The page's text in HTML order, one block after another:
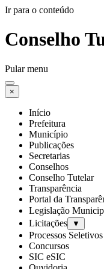
Ir para o conteúdo
Conselho
Pular menu
×
Início
Prefeitura
Município
Publicações
Secretarias
Conselhos
Conselho Tutelar
Transparência
Portal da
Legislação
Licitações ▼
Processos Seletivos
Concursos
SIC eSIC